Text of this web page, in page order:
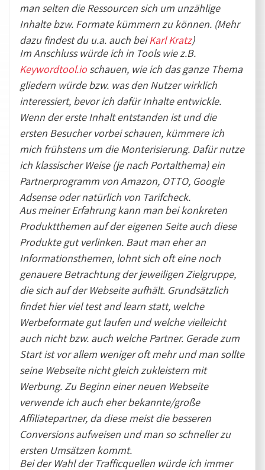
man selten die Ressourcen sich um unzählige
Inhalte bzw. Formate kümmern zu können. (Mehr
dazu findest du u.a. auch beiKarl Kratz)
Im Anschluss würde ich in Tools wie z.B.
Keywordtool.ioschauen, wie ich das ganze Thema
gliedern würde bzw. was den Nutzer wirklich
interessiert, bevor ich dafür Inhalte entwickle.
Wenn der erste Inhalt entstanden ist und die
ersten Besucher vorbei schauen, kümmere ich
mich frühstens um die Monterisierung. Dafür nutze
ich klassischer Weise (je nach Portalthema) ein
Partnerprogramm von Amazon, OTTO, Google
Adsense oder natürlich von Tarifcheck.
Aus meiner Erfahrung kann man bei konkreten
Produktthemen auf der eigenen Seite auch diese
Produkte gut verlinken. Baut man eher an
Informationsthemen, lohnt sich oft eine noch
genauere Betrachtung der jeweiligen Zielgruppe,
die sich auf der Webseite aufhält. Grundsätzlich
findet hier viel test and learn statt, welche
Werbeformate gut laufen und welche vielleicht
auch nicht bzw. auch welche Partner. Gerade zum
Start ist vor allem weniger oft mehr und man sollte
seine Webseite nicht gleich zukleistern mit
Werbung. Zu Beginn einer neuen Webseite
verwende ich auch eher bekannte/große
Affiliatepartner, da diese meist die besseren
Conversions aufweisen und man so schneller zu
ersten Umsätzen kommt.
Bei der Wahl der Trafficquellen würde ich immer